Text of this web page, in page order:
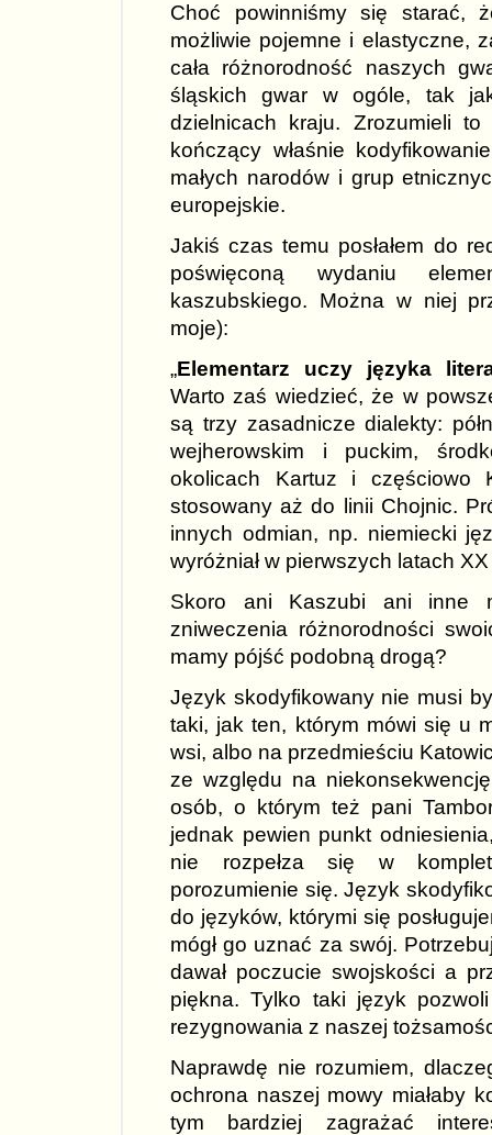
Choć powinniśmy się starać,
możliwie pojemne i elastyczne,
cała różnorodność naszych
śląskich gwar w ogóle, tak
dzielnicach kraju. Zrozumieli
kończący właśnie
małych narodów i grup
europejskie.
Jakiś czas temu posłałem do
poświęconą wydaniu
kaszubskiego. Można w niej
moje):
„Elementarz uczy języka
Warto zaś wiedzieć, że w
są trzy zasadnicze dialekty:
wejherowskim i puckim,
okolicach Kartuz i częściowo
stosowany aż do linii Chojnic.
innych odmian, np. niemiecki
wyróżniał w pierwszych latach
Skoro ani Kaszubi ani inne
zniweczenia różnorodności
mamy pójść podobną drogą?
Język skodyfikowany nie musi
taki, jak ten, którym mówi się u
wsi, albo na przedmieściu
ze względu na
osób, o którym też pani
jednak pewien punkt
nie rozpełza się w
porozumienie się. Język
do języków, którymi się
mógł go uznać za swój.
dawał poczucie swojskości a
piękna. Tylko taki język
rezygnowania z naszej
Naprawdę nie rozumiem,
ochrona naszej mowy miałaby
tym bardziej zagrażać